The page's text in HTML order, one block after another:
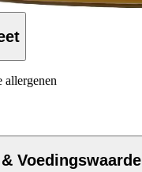
allergenen
Voedingswaarde